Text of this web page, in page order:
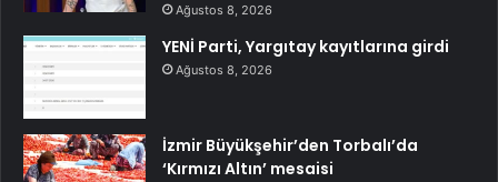
Ağustos 8, 2026
YENİ Parti, Yargıtay kayıtlarına girdi
Ağustos 8, 2026
İzmir Büyükşehir’den Torbalı’da
‘Kırmızı Altın’ mesaisi